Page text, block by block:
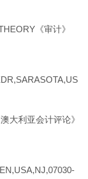
《审计》
大利亚会计评论》